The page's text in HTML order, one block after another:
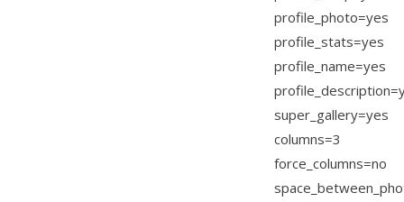
profile_photo=yes
profile_stats=yes
profile_name=yes
super_gallery=yes
columns=3
force_columns=no